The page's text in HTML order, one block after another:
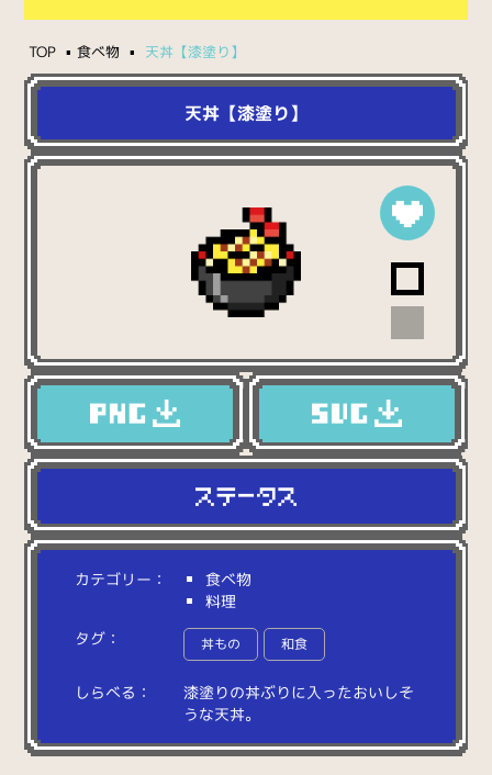
TOP 食べ物 天丼【漆塗り】
天丼【漆塗り】
カテゴリー：
食べ物
料理
タグ：
丼もの 和食
しらべる： 漆塗 りの丼ぶりに入ったおい しそ
うな天丼。